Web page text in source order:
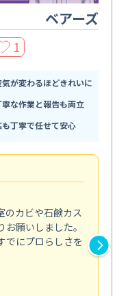
ベアーズ
1
が変わるほどきれいに
な作業と報告も両立
丁寧で任せて安心
のカビや石鹸カス
願いしました。
でにプロらしさを